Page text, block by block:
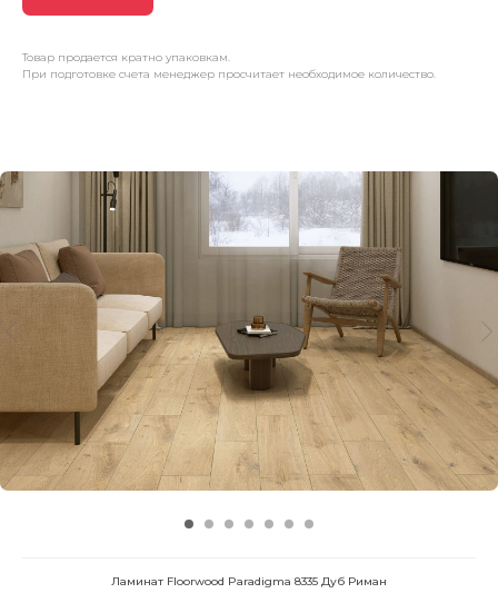
Товар продается кратно упаковкам.
При подготовке счета менеджер просчитает необходимое количество.
Ламинат Floorwood Paradigma 8335 Дуб Риман